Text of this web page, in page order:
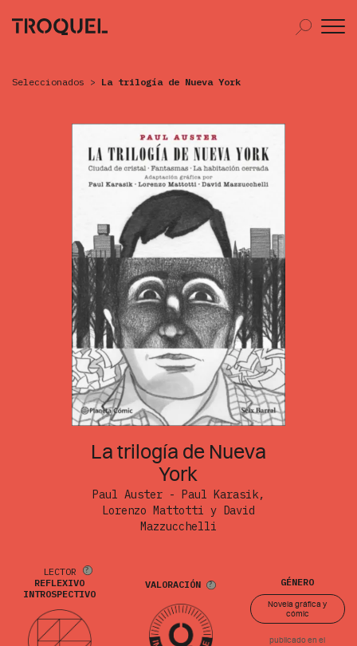
Seleccionados > La trilogía de Nueva York
La trilogía de Nueva
York
Paul Auster - Paul Karasik,
Lorenzo Mattotti y David
Mazzucchelli
LECTOR
REFLEXIVO
INTROSPECTIVO
VALORACIÓN GÉNERO
Novela gráfica y
cómic
publicado en el